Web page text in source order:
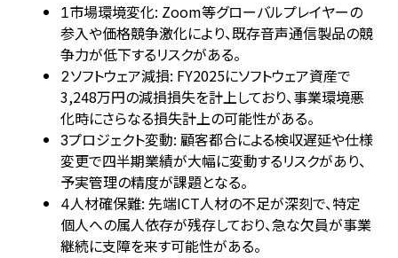
1市場環境変化: Zoom等グローバルプレイヤーの
参入や価格競争激化により、既存音声通信製品の競
争力が低下するリスクがある。
2ソフトウェア減損: FY2025にソフトウェア資産で
3,248万円の減損損失を計上しており、事業環境悪
化時にさらなる損失計上の可能性がある。
3プロジェクト変動: 顧客都合による検収遅延や仕様
変更で四半期業績が大幅に変動するリスクがあり、
予実管理の精度が課題となる。
4人材確保難: 先端ICT人材の不足が深刻で、特定
個人への属人依存が残存しており、急な欠員が事業
継続に支障を来す可能性がある。